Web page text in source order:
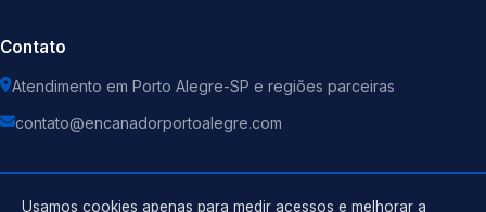
Contato
Atendimento em Porto Alegre-SP e regiões parceiras
contato@encanadorportoalegre.com
Usamos cookies apenas para medir acessos e melhorar a